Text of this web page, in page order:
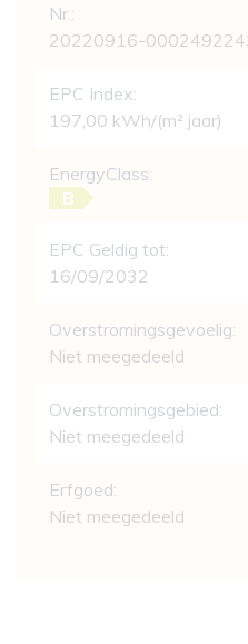
Nr.:
20220916-
EPC Index:
197,00 kWh/(m² jaar)
EnergyClass:
B
EPC Geldig tot:
16/09/2032
Overstromingsgevoelig:
Niet meegedeeld
Overstromingsgebied:
Niet meegedeeld
Erfgoed:
Niet meegedeeld